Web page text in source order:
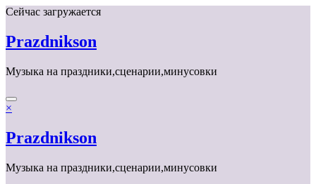
Перейти
содержимому
Сейчас загружается
Prazdnikson
Музыка на праздники,сценарии,минусовки
×
Prazdnikson
Музыка на праздники,сценарии,минусовки